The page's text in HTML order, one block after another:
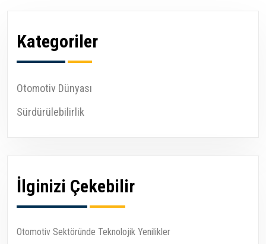
Kategoriler
Otomotiv Dünyası
Sürdürülebilirlik
İlginizi Çekebilir
Otomotiv Sektöründe Teknolojik Yenilikler